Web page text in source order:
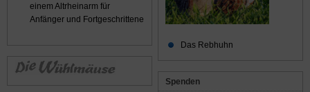
Das Rebhuhn
Spenden
einem Altrheinarm für
Anfänger und Fortgeschrittene